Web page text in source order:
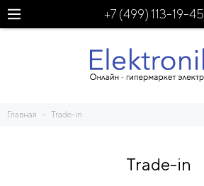
+7 (499) 113-19-45
Главная Trade-in
Trade-in